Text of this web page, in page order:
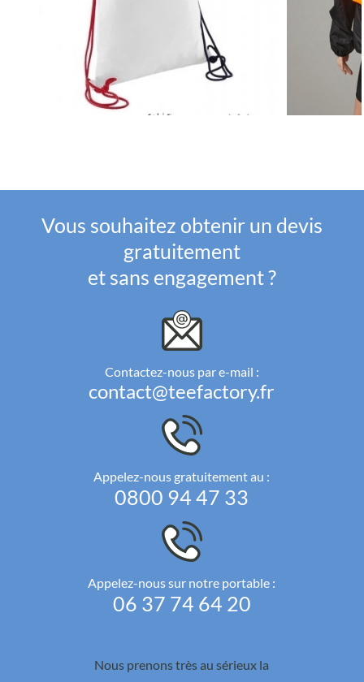
Vous souhaitez obtenir un devis
gratuitement
et sans engagement ?
Contactez-nous par e-mail :
contact@teefactory.fr
Appelez-nous gratuitement au :
0800 94 47 33
Appelez-nous sur notre portable :
06 37 74 64 20
Nous prenons très au sérieux la